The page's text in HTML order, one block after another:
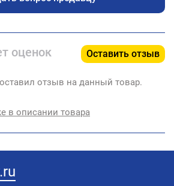
оценок Оставить отзыв
отзыв на данный товар.
в описании товара